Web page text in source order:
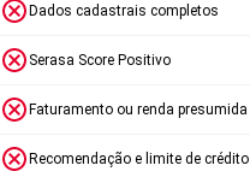
Dados cadastrais completos
Serasa Score Positivo
Faturamento ou renda presumida
Recomendação e limite de crédito